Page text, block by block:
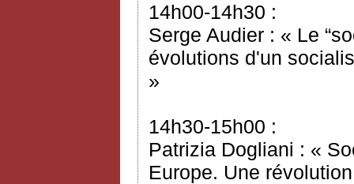
14h00-14h30 :
Serge Audier : « Le
évolutions d'un
»
14h30-15h00 :
Patrizia Dogliani : «
Europe. Une